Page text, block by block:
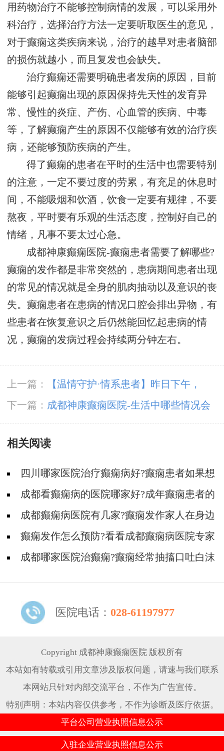
用药物治疗不能够控制病情的发展，可以采用外
科治疗，选择治疗方法一定要听取医生的意见，
对于癫痫这类疾病来说，治疗的越早对患者脑部
的损伤就越小，而且复发也会缺失。
治疗癫痫还需要明确患者发病的原因，目前
能够引起癫痫出现的原因保持先天性的发育异
常、慢性的炎症、产伤、心血管的疾病、中毒
等，了解癫痫产生的原因不仅能够有效的治疗疾
病，还能够预防疾病的产生。
得了癫痫的患者在平时的生活中也需要特别
的注意，一定不要过度的劳累，有充足的休息时
间，不能吸烟和饮酒，饮食一定要有规律，不要
熬夜，平时要有乐观的生活态度，控制好自己的
情绪，凡事不要太过心急。
成都神康癫痫医院-癫痫患者需要了解哪些?
癫痫的发作都是非常突然的，患病期间患者出现
的常见的情况就是全身的肌肉抽动以及意识的丧
失。癫痫患者在患病的情况口腔会排出异物，有
些患者在恢复意识之后仍然能回忆起患病的情
况，癫痫的发病过程会持续两分钟左右。
上一篇：
【温情守护·情系患者】昨日下午，
「成都癫痫病医院」我院组织召开公休座谈会
下一篇： 成都神康癫痫医院-生活中哪些情况会
诱发癫痫病的发作
相关阅读
四川哪家医院治疗癫痫病好?癫痫患者如果想
要宝宝需要准备什么?
成都看癫痫病的医院哪家好?成年癫痫患者的
病因有哪些?
成都癫痫病医院有几家?癫痫发作家人在身边
应该怎么做?
癫痫发作怎么预防?看看成都癫痫病医院专家
的介绍成都哪家医院治癫痫?癫痫经常抽搐口吐白沫
医院电话： 028-61197977
Copyright 成都神康癫痫医院 版权所有
本站如有转载或引用文章涉及版权问题，请速与我们联系
本网站只针对内部交流平台，不作为广告宣传。
特别声明：本站内容仅供参考，不作为诊断及医疗依据。
平台公司营业执照信息公示
入驻企业营业执照信息公示